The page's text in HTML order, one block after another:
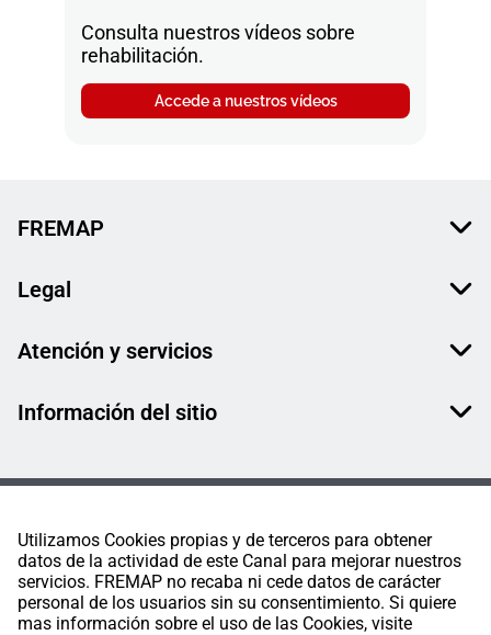
Utilizamos Cookies propias y de terceros para obtener
datos de la actividad de este Canal para mejorar nuestros
servicios. FREMAP no recaba ni cede datos de carácter
personal de los usuarios sin su consentimiento. Si quiere
mas información sobre el uso de las Cookies, visite
Consulta nuestros vídeos sobre
rehabilitación.
Accede a nuestros vídeos
FREMAP
Legal
Atención y servicios
Información del sitio